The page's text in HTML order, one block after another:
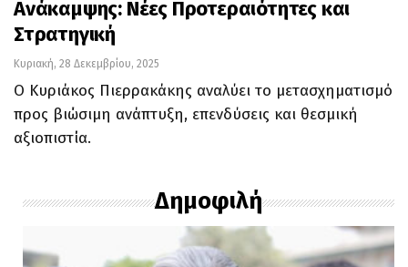
Ανάκαμψης: Νέες Προτεραιότητες και
Στρατηγική
Κυριακή, 28 Δεκεμβρίου, 2025
Ο Κυριάκος Πιερρακάκης αναλύει το μετασχηματισμό
προς βιώσιμη ανάπτυξη, επενδύσεις και θεσμική
αξιοπιστία.
Δημοφιλή